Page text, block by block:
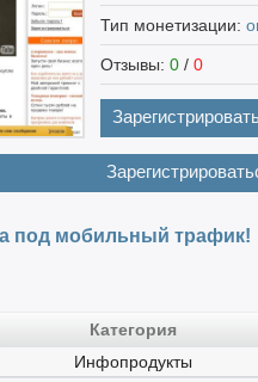
Тип монетизации:
Отзывы: 0 / 0
под мобильный трафик!
Категория
Инфопродукты